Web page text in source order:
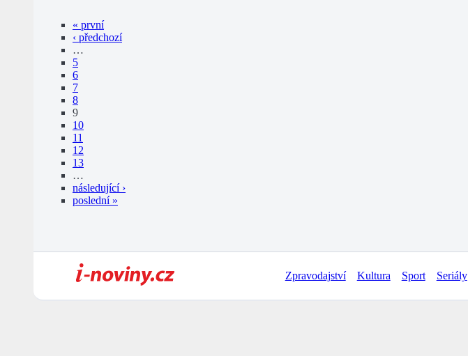
« první
‹ předchozí
…
5
6
7
8
9
10
11
12
13
…
následující ›
poslední »
Zpravodajství Kultura Sport Seriály